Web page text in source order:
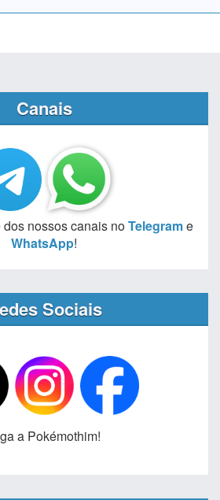
Canais
nossos canais noTelegrame
WhatsApp!
Sociais
a Pokémothim!